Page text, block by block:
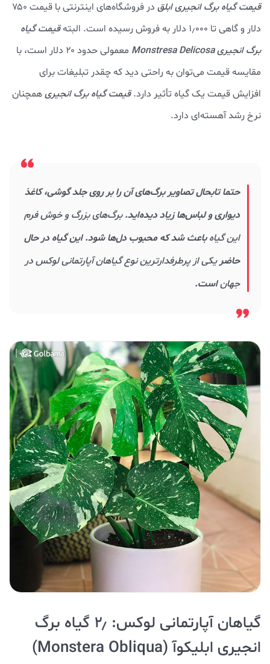
قیمت گیاه برگ انجیری ابلق
در فروشگاه‌های اینترنتی با قیمت ‌۷۵۰
دلار و گاهی تا ۱٫۰۰۰ دلار به فروش رسیده است. البته
قیمت گیاه
برگ انجیری Monstresa Delicosa
معمولی حدود ۲۰ دلار است، با
مقایسه قیمت می‌توان به راحتی دید که چقدر تبلیغات برای
افزایش قیمت یک گیاه تأثیر دارد.قیمت گیاه برگ انجیریهمچنان
نرخ رشد آهسته‌ای دارد.
حتما تابحال تصاویر برگ‌های آن را بر روی جلد گوشی، کاغذ
دیواری و لباس‌ها زیاد دیده‌اید.برگ‌های بزرگ و خوش فرم
این گیاهباعث شد که محبوب دل‌ها شود. این گیاه در حال
حاضریکی از پرطرفدارترین نوع گیاهان آپارتمانی لوکس در
جهاناست.
گیاهان آپارتمانی لوکس: ۲٫ گیاه برگ
انجیری ابلیکوآ (Monstera Obliqua)